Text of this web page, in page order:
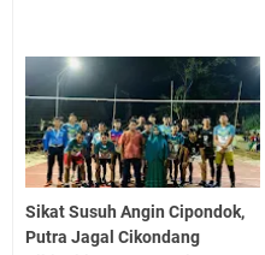
Sikat Susuh Angin Cipondok,
Putra Jagal Cikondang